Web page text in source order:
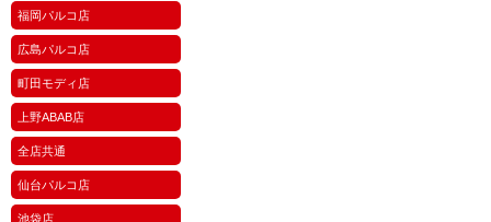
福岡パルコ店
広島パルコ店
町田モディ店
上野ABAB店
全店共通
仙台パルコ店
池袋店